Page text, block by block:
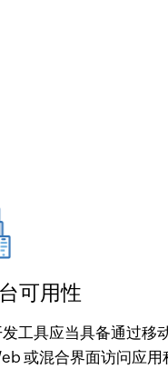
可用性
工具应当具备通过移
或混合界面访问应用